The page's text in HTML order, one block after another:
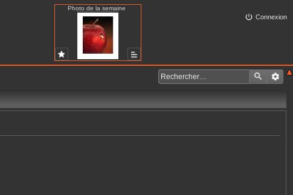
Photo de la semaine
Connexion